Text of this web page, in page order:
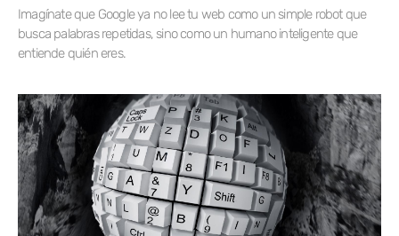
Imagínate que Google ya no lee tu web como un simple robot que
busca palabras repetidas, sino como un humano inteligente que
entiende quién eres.